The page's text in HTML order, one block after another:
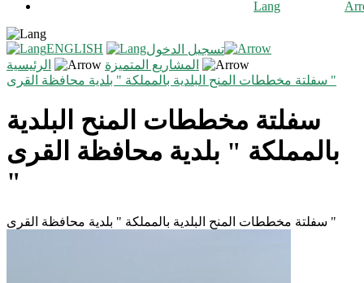
ENGLISH
تسجيل الدخول
الرئيسية
المشاريع المتميزة
سفلتة مخططات المنح البلدية بالمملكة " بلدية محافظة القرى "
سفلتة مخططات المنح البلدية
بالمملكة " بلدية محافظة القرى
"
سفلتة مخططات المنح البلدية بالمملكة " بلدية محافظة القرى "